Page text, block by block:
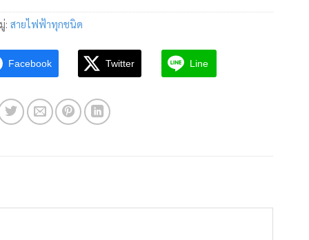
: สายไฟฟ้าทุกชนิด
Facebook Twitter Line